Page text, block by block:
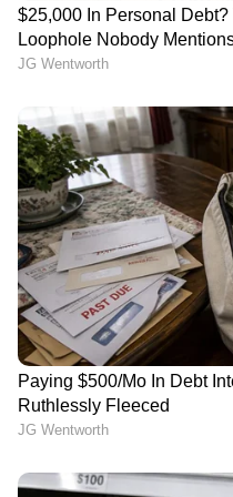
വകുപ്പ് പ്രകാരമുള്ള
തുടർന്ന് കെടി ജലീലിന്
നഷ്ടമായിരുന്നു.
കേസിൽ വിധി
വിജയനും സ്ഥാനം
ക്രിക്കറ്റ്
കളിക്കാനെത്തിവരെ
കാത്ത് അതിഥി, കുറ്റിച്ചലിന്
സമീപം ടർഫിൽ മൂർഖൻ
പാമ്പ് കയറി; വനം വകുപ്പ്
എത്തി പിടികൂടി
കെപിസിസി